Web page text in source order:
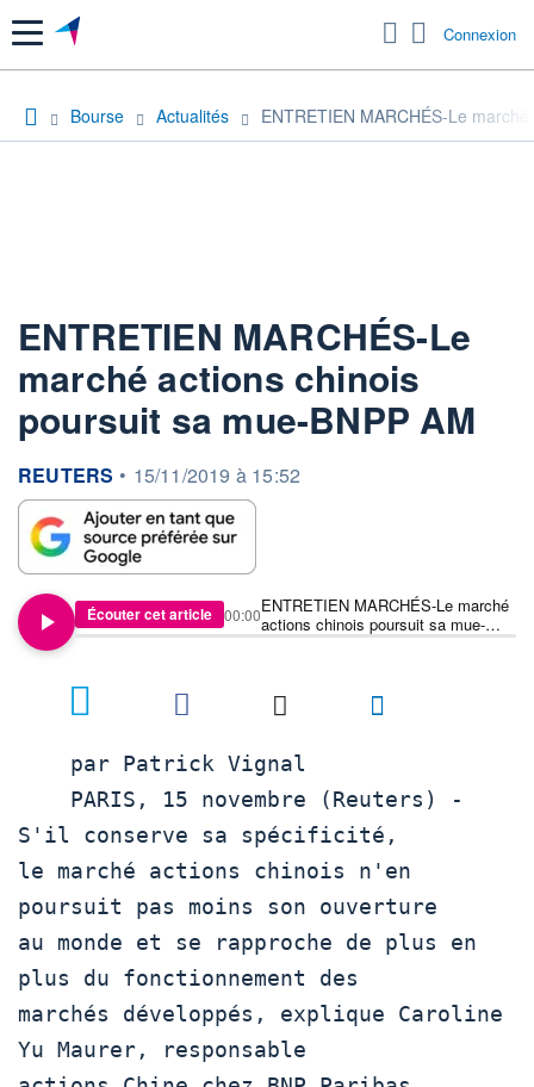
Menu Connexion
Bourse Actualités ENTRETIEN MARCHÉS-Le
ENTRETIEN MARCHÉS-Le
marché actions chinois
poursuit sa mue-BNPP AM
information fournie par
REUTERS • 15/11/2019 à 15:52
Écouter cet article
ENTRETIEN MARCHÉS-Le marché
actions chinois poursuit sa mue-
BNPP AM
00:00
S'il conserve sa spécificité,
le marché actions chinois n'en
poursuit pas moins son ouverture
au monde et se rapproche de plus en
plus du fonctionnement des
marchés développés, explique Caroline
Yu Maurer, responsable